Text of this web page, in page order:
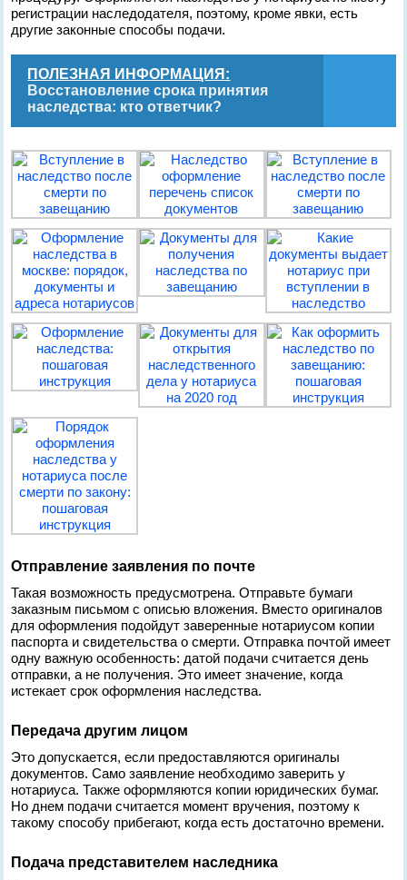
регистрации наследодателя, поэтому, кроме явки, есть
другие законные способы подачи.
ПОЛЕЗНАЯ ИНФОРМАЦИЯ:
Восстановление срока принятия
наследства: кто ответчик?
Отправление заявления по почте
Такая возможность предусмотрена. Отправьте бумаги
заказным письмом с описью вложения. Вместо оригиналов
для оформления подойдут заверенные нотариусом копии
паспорта и свидетельства о смерти. Отправка почтой имеет
одну важную особенность: датой подачи считается день
отправки, а не получения. Это имеет значение, когда
истекает срок оформления наследства.
Передача другим лицом
Это допускается, если предоставляются оригиналы
документов. Само заявление необходимо заверить у
нотариуса. Также оформляются копии юридических бумаг.
Но днем подачи считается момент вручения, поэтому к
такому способу прибегают, когда есть достаточно времени.
Подача представителем наследника